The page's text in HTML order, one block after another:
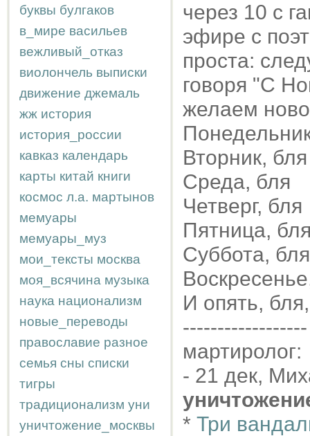
буквы булгаков
в_мире васильев
вежливый_отказ
виолончель выписки
движение джемаль
жж история
история_россии
кавказ календарь
карты китай книги
космос л.а. мартынов
мемуары
мемуары_муз
мои_тексты москва
моя_всячина музыка
наука национализм
новые_переводы
православие разное
семья сны списки
тигры
традиционализм уни
уничтожение_москвы
через 10 с
эфире с
проста:
говоря "С
желаем
Вторник, бля
Среда, бля
Четверг, бля
Пятница,
Суббота, бля
И опять,
------------------
мартиролог:
- 21 дек,
* Три